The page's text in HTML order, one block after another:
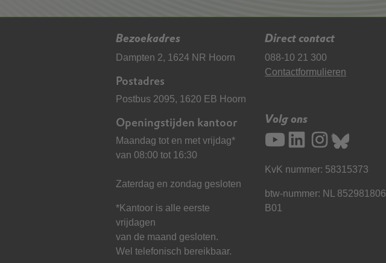
Bezoekadres
Dampten 2, 1624 NR Hoorn
Postadres
Postbus 2095, 1620 EB Hoorn
Openingstijden kantoor
Maandag tot en met vrijdag*
van 08:00 tot 16:30
Zaterdag en zondag gesloten
*Kantoor is alle eerste
vrijdagen
van de maand gesloten.
Wel telefonisch bereikbaar.
Direct contact
088-10 21 300
Contactformulieren
Volg ons
KvK nummer: 58315373
btw-nummer: NL 852981806
B01